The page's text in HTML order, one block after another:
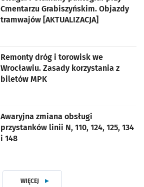
Cmentarzu Grabiszyńskim. Objazdy
tramwajów [AKTUALIZACJA]
Remonty dróg i torowisk we
Wrocławiu. Zasady korzystania z
biletów MPK
Awaryjna zmiana obsługi
przystanków linii N, 110, 124, 125, 134
i 148
WIĘCEJ ARTYKUŁÓW